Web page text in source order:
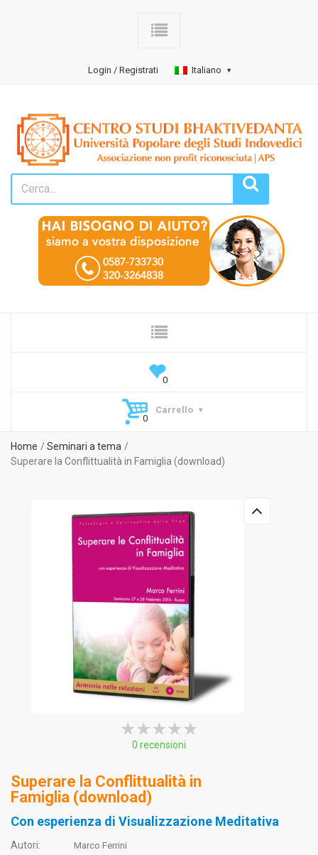
Login / Registrati Italiano
Carrello
Home
Seminari a tema
Superare la Conflittualità in Famiglia (download)
★★★★★
★★★★★
★★★★★
0 recensioni
Superare la Conflittualità in
Famiglia (download)
Con esperienza di Visualizzazione Meditativa
Autori: Marco Ferrini